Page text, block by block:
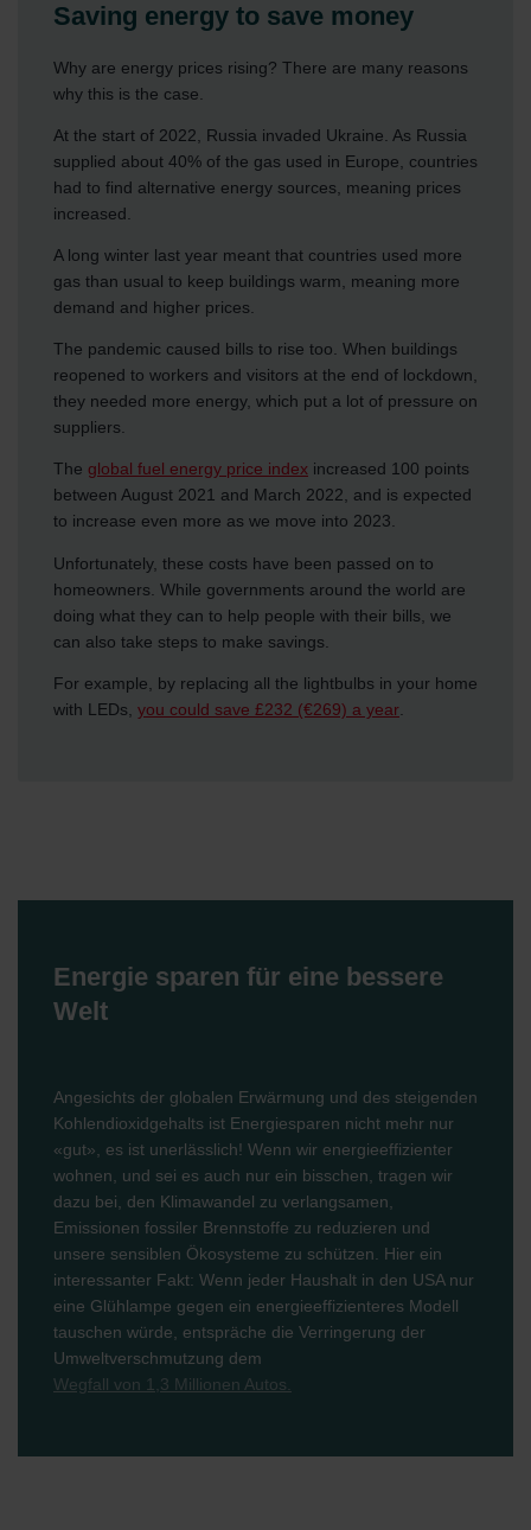
Saving energy to save money
Why are energy prices rising? There are many reasons
why this is the case.
At the start of 2022, Russia invaded Ukraine. As Russia
supplied about 40% of the gas used in Europe, countries
had to find alternative energy sources, meaning prices
increased.
A long winter last year meant that countries used more
gas than usual to keep buildings warm, meaning more
demand and higher prices.
The pandemic caused bills to rise too. When buildings
reopened to workers and visitors at the end of lockdown,
they needed more energy, which put a lot of pressure on
suppliers.
The global fuel energy price index increased 100 points
between August 2021 and March 2022, and is expected
to increase even more as we move into 2023.
Unfortunately, these costs have been passed on to
homeowners. While governments around the world are
doing what they can to help people with their bills, we
can also take steps to make savings.
For example, by replacing all the lightbulbs in your home
with LEDs, you could save £232 (€269) a year
Energie sparen für eine bessere
Welt
Angesichts der globalen Erwärmung und des steigenden
Kohlendioxidgehalts ist Energiesparen nicht mehr nur
«gut», es ist unerlässlich! Wenn wir energieeffizienter
wohnen, und sei es auch nur ein bisschen, tragen wir
dazu bei, den Klimawandel zu verlangsamen,
Emissionen fossiler Brennstoffe zu reduzieren und
unsere sensiblen Ökosysteme zu schützen. Hier ein
interessanter Fakt: Wenn jeder Haushalt in den USA nur
eine Glühlampe gegen ein energieeffizienteres Modell
tauschen würde, entspräche die Verringerung der
Umweltverschmutzung dem
Wegfall von 1,3 Millionen Autos.